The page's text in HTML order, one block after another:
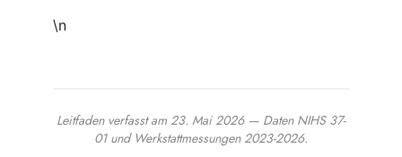
\n
Leitfaden verfasst am 23. Mai 2026 — Daten NIHS 37-
01 und Werkstattmessungen 2023-2026.